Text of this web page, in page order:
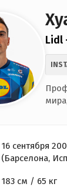
Lidl
16 сентября
(Барселона,
183 см / 65 кг